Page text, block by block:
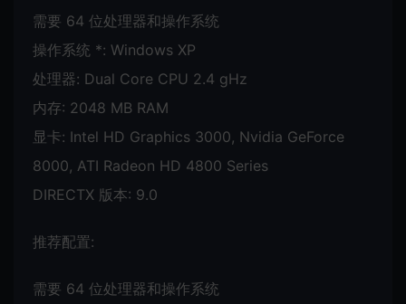
需要 64 位处理器和操作系统
操作系统 *: Windows XP
处理器: Dual Core CPU 2.4 gHz
内存: 2048 MB RAM
显卡: Intel HD Graphics 3000, Nvidia GeForce
8000, ATI Radeon HD 4800 Series
DIRECTX 版本: 9.0
推荐配置:
需要 64 位处理器和操作系统